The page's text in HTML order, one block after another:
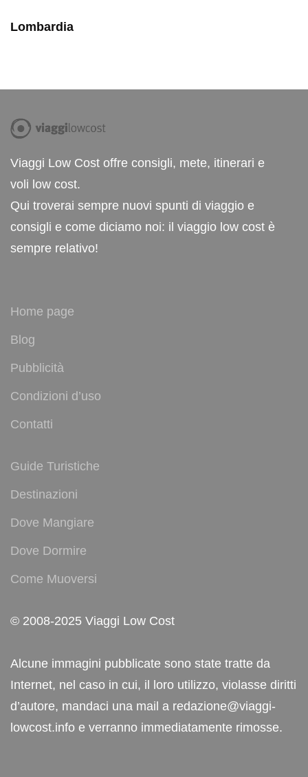
Lombardia
Viaggi Low Cost offre consigli, mete, itinerari e
voli low cost.
Qui troverai sempre nuovi spunti di viaggio e
consigli e come diciamo noi: il viaggio low cost è
sempre relativo!
Home page
Blog
Pubblicità
Condizioni d’uso
Contatti
Guide Turistiche
Destinazioni
Dove Mangiare
Dove Dormire
Come Muoversi
© 2008-2025 Viaggi Low Cost
Alcune immagini pubblicate sono state tratte da
Internet, nel caso in cui, il loro utilizzo, violasse diritti
d’autore, mandaci una mail a redazione@viaggi-
lowcost.info e verranno immediatamente rimosse.